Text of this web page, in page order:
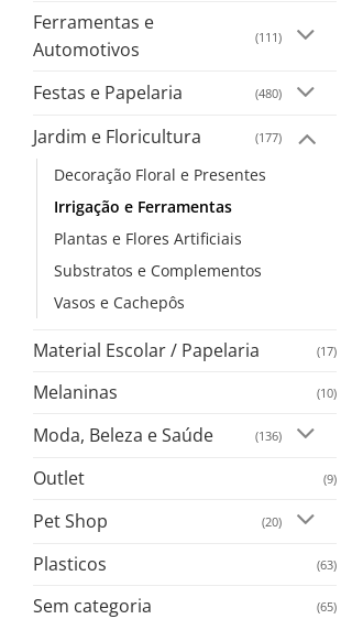
Ferramentas e
Automotivos
(111)
Festas e Papelaria (480)
Jardim e Floricultura (177)
Decoração Floral e Presentes
Irrigação e Ferramentas
Plantas e Flores Artificiais
Substratos e Complementos
Vasos e Cachepôs
Material Escolar / Papelaria (17)
Melaninas (10)
Moda, Beleza e Saúde (136)
Outlet (9)
Pet Shop (20)
Plasticos (63)
Sem categoria (65)
Salvar
Preto
Folha Orquidea 24x7cm C/03